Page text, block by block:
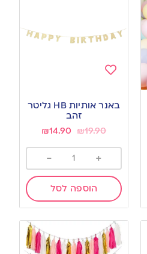
to
wishlist
באנר אותיות HB גליטר
זהב
₪19.90
₪14.90
+
-
הוספה לסל